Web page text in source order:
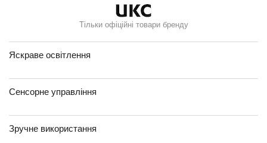
Тільки офіційні товари бренду
Яскраве освітлення
Сенсорне управління
Зручне використання